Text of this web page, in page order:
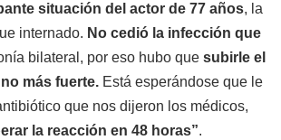
situación del actor de 77 años, la
internado. No cedió la infección que
bilateral, por eso hubo que subirle el
más fuerte. Está esperándose que le
que nos dijeron los médicos,
la reacción en 48 horas”.